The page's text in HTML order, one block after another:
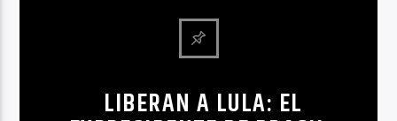
LIBERAN A LULA: EL